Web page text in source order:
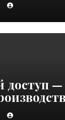
готов
|
доступ